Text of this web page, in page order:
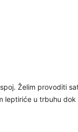
Želim provoditi
leptiriće u trbuhu dok